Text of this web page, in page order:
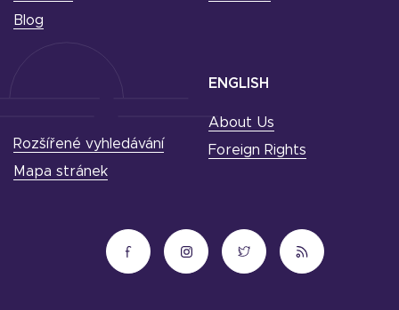
Blog
ENGLISH
About Us
Foreign Rights
Rozšířené vyhledávání
Mapa stránek